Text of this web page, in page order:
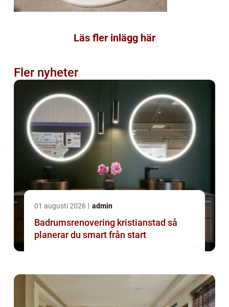
Läs fler inlägg här
Fler nyheter
01 augusti 2026 admin
Badrumsrenovering kristianstad så
planerar du smart från start